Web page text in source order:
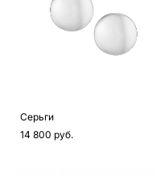
Серьги
14 800 pуб.